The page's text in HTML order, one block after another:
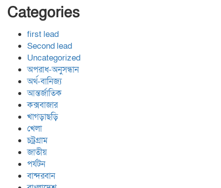
Categories
first lead
Second lead
Uncategorized
অপরাধ-অনুসন্ধান
অর্থ-বানিজ্য
আন্তর্জাতিক
কক্সবাজার
খাগড়াছড়ি
খেলা
চট্রগ্রাম
জাতীয়
পর্যটন
বান্দরবান